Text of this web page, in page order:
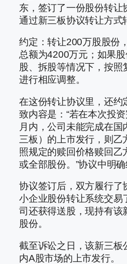
东，签订了一份股份转让
通过新三板协议转让方式
约定：转让200万股股份
总额为4200万元；如果
股、拆股等情况下，按照
进行相应调整。
在这份转让协议里，还约
致内容是：“若在本次投
月内，公司未能完成在
三板）的上市发行，则乙
照规定的赎回价格赎回乙
或全部股份。”协议中明确
协议签订后，双方履行了
小企业股份转让系统交易
司还获得送股，现持有该
股份。
截至诉讼之日，该新三板
内A股市场的上市发行。